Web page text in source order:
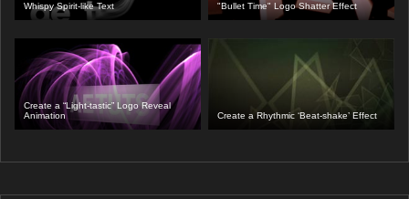
Whispy Spirit-like Text "Bullet Time" Logo Shatter Effect
Create a “Light-tastic” Logo Reveal
Animation
Create a Rhythmic ‘Beat-shake’ Effect